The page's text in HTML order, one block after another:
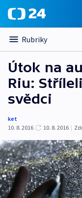
Rubriky
Útok na
Riu:
svědci
ket
10. 8. 2016
10. 8. 2016 |